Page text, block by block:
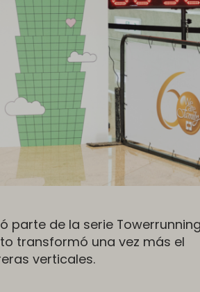
parte de la serie
transformó una vez más el
verticales.